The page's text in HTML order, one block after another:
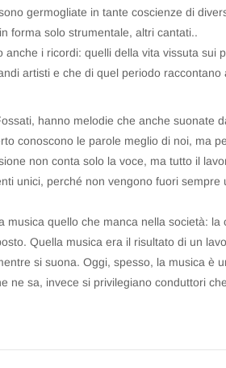
germogliate in tante coscienze di
forma solo strumentale, altri cantati..
anche i ricordi: quelli della vita vissuta sui
artisti e che di quel periodo
hanno melodie che anche suonate
conoscono le parole meglio di noi, ma
non conta solo la voce, ma tutto il
unici, perché non vengono fuori sempre
musica quello che manca nella società:
Quella musica era il risultato di un
si suona. Oggi, spesso, la musica è
ne sa, invece si privilegiano conduttori